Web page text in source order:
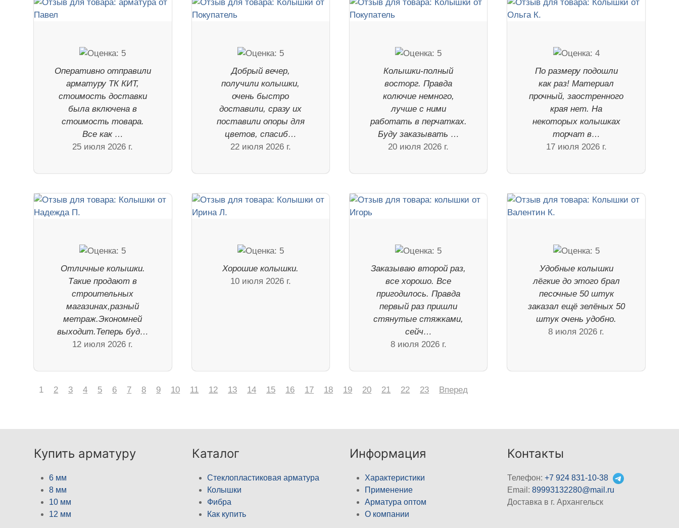
Оперативно отправили
арматуру ТК КИТ,
стоимость доставки
была включена в
стоимость товара.
Все как …
25 июля 2026 г.
Добрый вечер,
получили колышки,
очень быстро
доставили, сразу их
поставили опоры для
цветов, спасиб…
22 июля 2026 г.
Колышки-полный
восторг. Правда
колючие немного,
лучше с ними
работать в перчатках.
Буду заказывать …
20 июля 2026 г.
По размеру подошли
как раз! Материал
прочный, заостренного
края нет. На
некоторых колышках
торчат в…
17 июля 2026 г.
Отличные колышки.
Такие продают в
строительных
магазинах,разный
метраж.Экономней
выходит.Теперь буд…
12 июля 2026 г.
Хорошие колышки.
10 июля 2026 г.
Заказываю второй раз,
все хорошо. Все
пригодилось. Правда
первый раз пришли
стянутые стяжками,
сейч…
8 июля 2026 г.
Удобные колышки
лёгкие до этого брал
песочные 50 штук
заказал ещё зелёных 50
штук очень удобно.
8 июля 2026 г.
1 2 3 4 5 6 7 8 9 10 11 12 13 14 15 16 17 18 19 20 21 22 23 Вперед
Купить арматуру
6 мм
8 мм
10 мм
12 мм
Каталог
Стеклопластиковая арматура
Колышки
Фибра
Как купить
Информация
Характеристики
Применение
Арматура оптом
О компании
Контакты
Телефон:+7 924 831-10-38
Email:89993132280@mail.ru
Доставка в г. Архангельск